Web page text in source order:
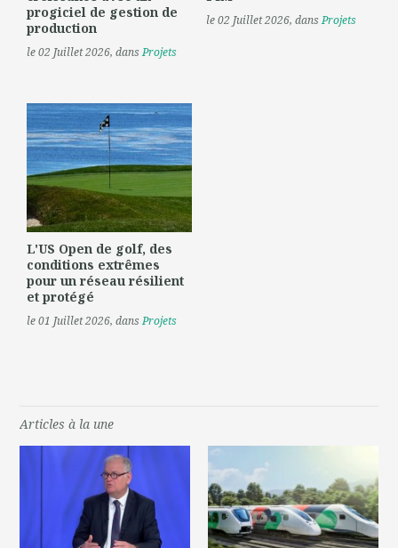
progiciel de gestion de
production
le 02 Juillet 2026, dansProjets
le 02 Juillet 2026, dansProjets
L'US Open de golf, des
conditions extrêmes
pour un réseau résilient
et protégé
le 01 Juillet 2026, dansProjets
Articles à la une